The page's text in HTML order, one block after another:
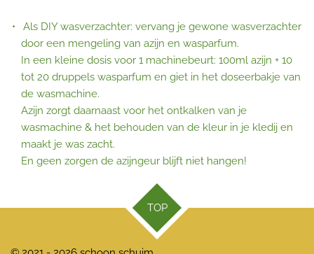
Als DIY wasverzachter: vervang je gewone wasverzachter
door een mengeling van azijn en wasparfum.
In een kleine dosis voor 1 machinebeurt: 100ml azijn + 10
tot 20 druppels wasparfum en giet in het doseerbakje van
de wasmachine.
Azijn zorgt daarnaast voor het ontkalken van je
wasmachine & het behouden van de kleur in je kledij en
maakt je was zacht.
En geen zorgen de azijngeur blijft niet hangen!
TOP